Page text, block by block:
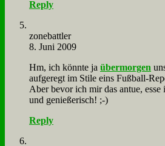
Reply
zone­batt­ler
8. Juni 2009
Hm, ich könn­te ja über­mor­gen
auf­ge­regt im Sti­le eins Fuß­ball-
Aber be­vor ich mir das an­tue,
und ge­nie­ße­risch! ;-)
Reply